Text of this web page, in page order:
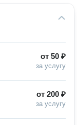
от 50 ₽
за услугу
от 200 ₽
за услугу